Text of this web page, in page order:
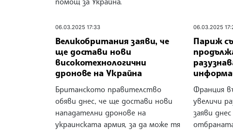
06.03.2025 17:33
Великобритания заяви, че
ще достави нови
високотехнологични
дронове на Украйна
Британското правителство
обяви днес, че ще достави нови
нападателни дронове на
украинската армия, за да може тя
06.03.2025
Париж
Франция
увеличи
заяви